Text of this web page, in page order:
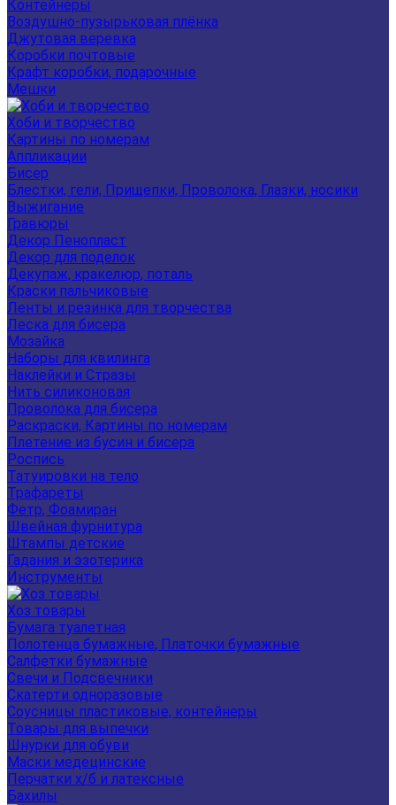
Контейнеры
Воздушно-пузырьковая плёнка
Джутовая веревка
Коробки почтовые
Крафт коробки, подарочные
Мешки
Хоби и творчество
Картины по номерам
Аппликации
Бисер
Блестки, гели, Прищепки, Проволока, Глазки, носики
Выжигание
Гравюры
Декор Пенопласт
Декор для поделок
Декупаж, кракелюр, поталь
Краски пальчиковые
Ленты и резинка для творчества
Леска для бисера
Мозайка
Наборы для квилинга
Наклейки и Стразы
Нить силиконовая
Проволока для бисера
Раскраски, Картины по номерам
Плетение из бусин и бисера
Роспись
Татуировки на тело
Трафареты
Фетр, Фоамиран
Швейная фурнитура
Штампы детские
Гадания и эзотерика
Инструменты
Хоз товары
Бумага туалетная
Полотенца бумажные, Платочки бумажные
Салфетки бумажные
Свечи и Подсвечники
Скатерти одноразовые
Соусницы пластиковые, контейнеры
Товары для выпечки
Шнурки для обуви
Маски медецинские
Перчатки х/б и латексные
Бахилы